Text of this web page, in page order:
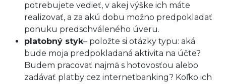
potrebujete vedieť, v akej výške ich máte
realizovať, a za akú dobu možno predpokladať
ponuku predschváleného úveru.
platobný styk– položte si otázky typu: aká
bude moja predpokladaná aktivita na účte?
Budem pracovať najmä s hotovosťou alebo
zadávať platby cez internetbanking? Koľko ich